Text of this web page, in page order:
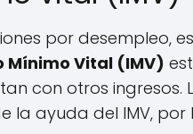
por desempleo,
Mínimo Vital (IMV)
con otros
la ayuda del IMV,